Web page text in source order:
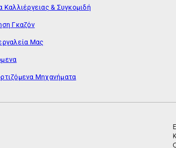
Καλλιέργειας & Συγκομιδή
Γκαζόν
Μας
Μηχανήματα